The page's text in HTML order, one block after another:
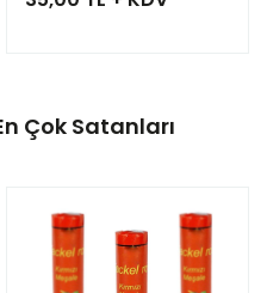
Çok Satanları